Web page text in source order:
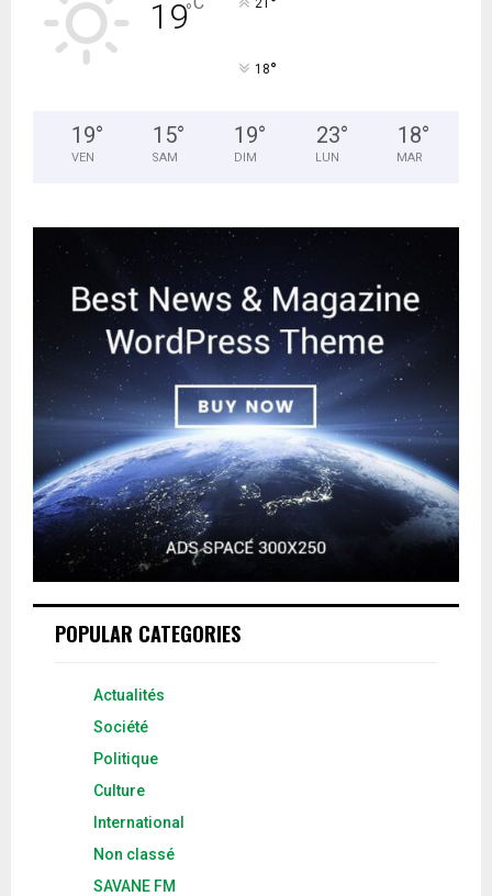
19°
18°
19°
VEN
15°
SAM
19°
DIM
23°
LUN
18°
MAR
POPULAR CATEGORIES
Actualités
Société
Politique
Culture
International
Non classé
SAVANE FM